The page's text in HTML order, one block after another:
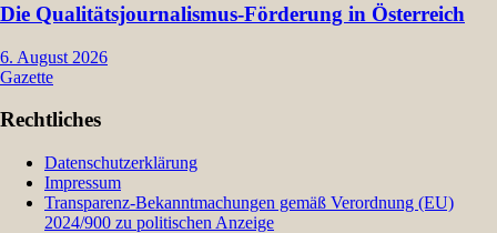
Die Qualitätsjournalismus-Förderung in Österreich
6. August 2026
Gazette
Rechtliches
Datenschutzerklärung
Impressum
Transparenz-Bekanntmachungen gemäß Verordnung (EU)
2024/900 zu politischen Anzeige